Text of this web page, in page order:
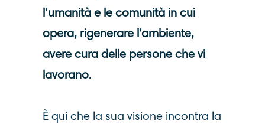
l’umanità e le comunità in cui
opera, rigenerare l’ambiente,
avere cura delle persone che vi
lavorano.
È qui che la sua visione incontra la